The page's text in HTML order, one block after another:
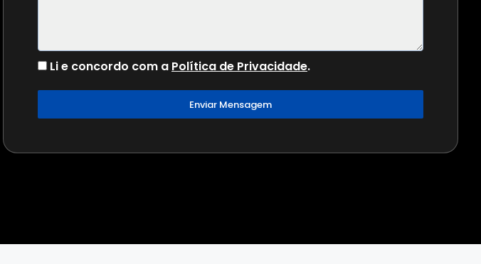
Li e concordo com a Política de Privacidade.
Enviar Mensagem